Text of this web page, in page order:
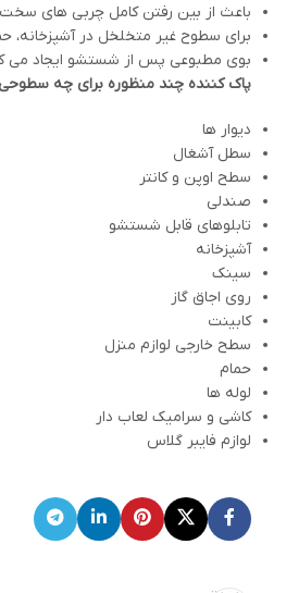
باعث از بین رفتن کامل چربی های
برای سطوح غیر متخلخل در آشپزخانه،
بوی مطبوعی پس از شستشو ایجاد می
پاک کننده چند منظوره برای چه
دیوار ها
سطل آشغال
سطح اوپن و کانتر
صندلی
تابلوهای قابل شستشو
آشپزخانه
سینک
روی اجاق گاز
کابینت
سطح خارجی لوازم منزل
حمام
لوله ها
کاشی و سرامیک لعاب دار
لوازم فایبر گلاس